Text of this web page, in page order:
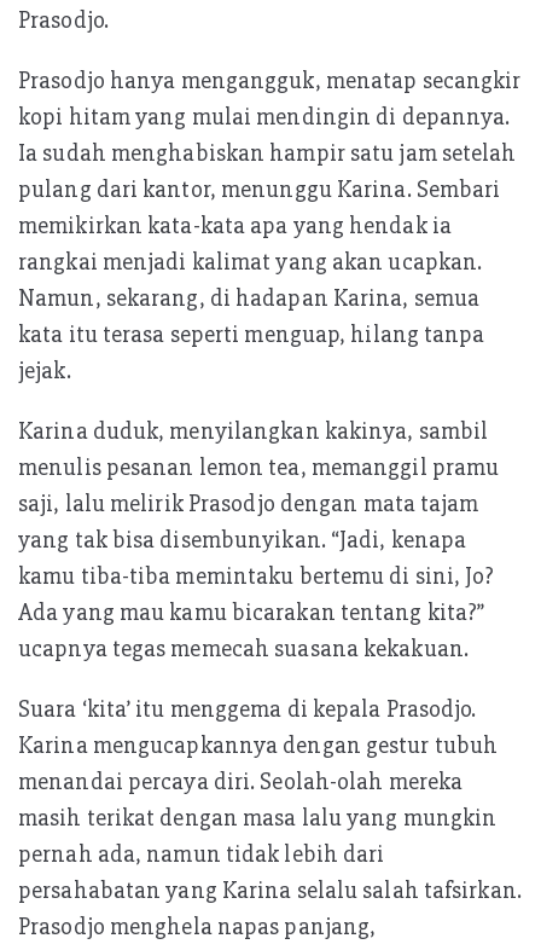
Prasodjo.
Prasodjo hanya mengangguk, menatap secangkir
kopi hitam yang mulai mendingin di depannya.
Ia sudah menghabiskan hampir satu jam setelah
pulang dari kantor, menunggu Karina. Sembari
memikirkan kata-kata apa yang hendak ia
rangkai menjadi kalimat yang akan ucapkan.
Namun, sekarang, di hadapan Karina, semua
kata itu terasa seperti menguap, hilang tanpa
jejak.
Karina duduk, menyilangkan kakinya, sambil
menulis pesanan lemon tea, memanggil pramu
saji, lalu melirik Prasodjo dengan mata tajam
yang tak bisa disembunyikan. “Jadi, kenapa
kamu tiba-tiba memintaku bertemu di sini, Jo?
Ada yang mau kamu bicarakan tentang kita?”
ucapnya tegas memecah suasana kekakuan.
Suara ‘kita’ itu menggema di kepala Prasodjo.
Karina mengucapkannya dengan gestur tubuh
menandai percaya diri. Seolah-olah mereka
masih terikat dengan masa lalu yang mungkin
pernah ada, namun tidak lebih dari
persahabatan yang Karina selalu salah tafsirkan.
Prasodjo menghela napas panjang,